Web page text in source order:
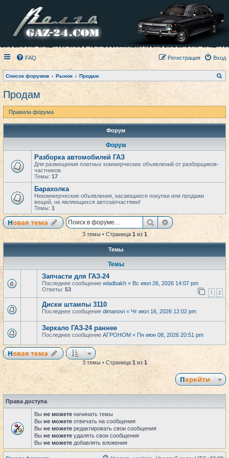
FAQ Вход
Регистрация
Список форумов Рынок Продам
о
Продам
Правила форума
Форум
Форум
Разборка автомобилей ГАЗ
Для размещения платных коммерческих объявлений от разборщиков-
частников.
Темы: 17
Барахолка
Некоммерческие объявления, касающиеся покупки или продажи
вещей, не являющихся автозапчастями!
Темы: 1
Новая тема ПоискРасширенный
3 темы • Страница 1из 1
Темы
Темы
Запчасти для ГАЗ-24
Последнее сообщение wladbakh « Вс июл 26, 2026 14:07 pm
Ответы: 53 1 2
Диски штампы 3110
Последнее сообщение dimanovi « Чт июл 16, 2026 12:02 pm
Зеркало ГАЗ-24 раннее
Последнее сообщение АГРОНОМ « Пн июн 08, 2026 20:51 pm
Новая тема
3 темы • Страница 1 из 1
Перейти
Права доступа
Вы не можете начинать темы
Вы не можете отвечать на сообщения
Вы не можете редактировать свои сообщения
Вы не можете удалять свои сообщения
Вы не можете добавлять вложения